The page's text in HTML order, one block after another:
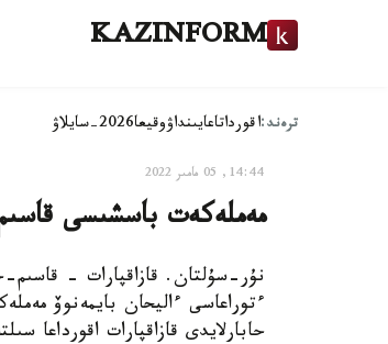
KAZINFORM
ترەند:اقورداتاعايىنداۋوقيعا2026-سايلاۋ
14:44, 05 مامىر 2022
مەملەكەت باسشىسى
نۇر-سۇلتان. قازاقپارات -
ءتوراعاسى ءاليحان بايمەنوۆ
حابارلايدى قازاقپارات اقورداعا